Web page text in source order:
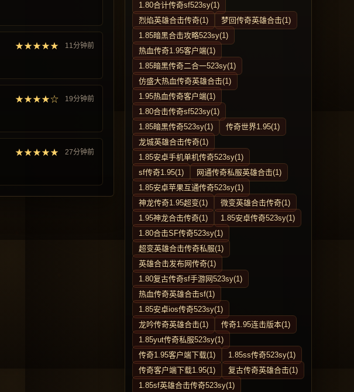
★★★★★ 11分钟前
★★★★☆ 19分钟前
★★★★★ 27分钟前
1.80合计传奇sf523sy(1)
烈焰英雄合击传奇(1)
梦回传奇英雄合击(1)
1.85暗黑合击攻略523sy(1)
热血传奇1.95客户端(1)
1.85暗黑传奇二合一523sy(1)
仿盛大热血传奇英雄合击(1)
1.95热血传奇客户端(1)
1.80合击传奇sf523sy(1)
1.85暗黑传奇523sy(1)
传奇世界1.95(1)
龙城英雄合击传奇(1)
1.85安卓手机单机传奇523sy(1)
sf传奇1.95(1)
网通传奇私服英雄合击(1)
1.85安卓苹果互通传奇523sy(1)
神龙传奇1.95超变(1)
微变英雄合击传奇(1)
1.95神龙合击传奇(1)
1.85安卓传奇523sy(1)
1.80合击SF传奇523sy(1)
超变英雄合击传奇私服(1)
英雄合击发布网传奇(1)
1.80复古传奇sf手游网523sy(1)
热血传奇英雄合击sf(1)
1.85安卓ios传奇523sy(1)
龙吟传奇英雄合击(1)
传奇1.95连击版本(1)
1.85yut传奇私服523sy(1)
传奇1.95客户端下载(1)
1.85ss传奇523sy(1)
传奇客户端下载1.95(1)
复古传奇英雄合击(1)
1.85sf英雄合击传奇523sy(1)